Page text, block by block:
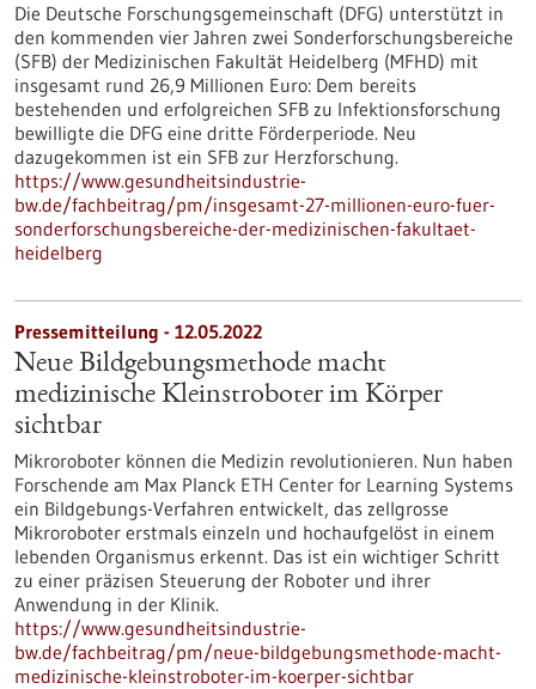
Die Deutsche Forschungsgemeinschaft (DFG) unterstützt in
den kommenden vier Jahren zwei Sonderforschungsbereiche
(SFB) der Medizinischen Fakultät Heidelberg (MFHD) mit
insgesamt rund 26,9 Millionen Euro: Dem bereits
bestehenden und erfolgreichen SFB zu Infektionsforschung
bewilligte die DFG eine dritte Förderperiode. Neu
dazugekommen ist ein SFB zur Herzforschung.
https://www.gesundheitsindustrie-
bw.de/fachbeitrag/pm/insgesamt-27-millionen-euro-fuer-
sonderforschungsbereiche-der-medizinischen-fakultaet-
heidelberg
Pressemitteilung - 12.05.2022
Neue Bildgebungsmethode macht
medizinische Kleinstroboter im Körper
sichtbar
Mikroroboter können die Medizin revolutionieren. Nun haben
Forschende am Max Planck ETH Center for Learning Systems
ein Bildgebungs-Verfahren entwickelt, das zellgrosse
Mikroroboter erstmals einzeln und hochaufgelöst in einem
lebenden Organismus erkennt. Das ist ein wichtiger Schritt
zu einer präzisen Steuerung der Roboter und ihrer
Anwendung in der Klinik.
https://www.gesundheitsindustrie-
bw.de/fachbeitrag/pm/neue-bildgebungsmethode-macht-
medizinische-kleinstroboter-im-koerper-sichtbar